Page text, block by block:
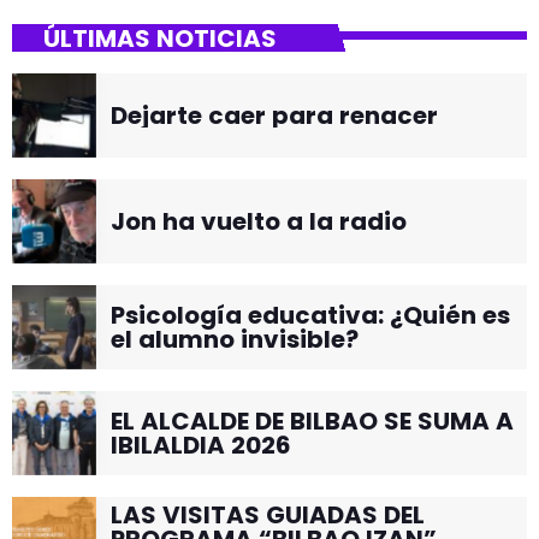
ÚLTIMAS NOTICIAS
Dejarte caer para renacer
Jon ha vuelto a la radio
Psicología educativa: ¿Quién es
el alumno invisible?
EL ALCALDE DE BILBAO SE SUMA A
IBILALDIA 2026
LAS VISITAS GUIADAS DEL